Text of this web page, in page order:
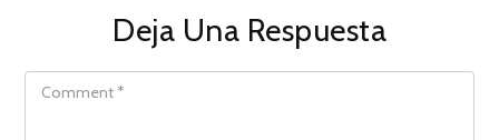
Deja Una Respuesta
COMMENT